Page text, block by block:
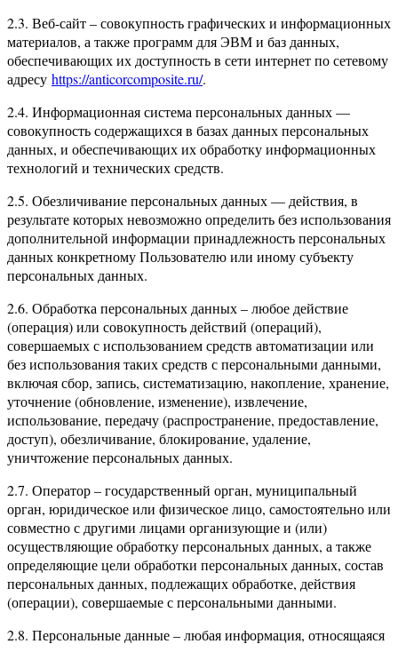
2.3. Веб-сайт – совокупность графических и информационных
материалов, а также программ для ЭВМ и баз данных,
обеспечивающих их доступность в сети интернет по сетевому
адресу https://anticorcomposite.ru/.
2.4. Информационная система персональных данных —
совокупность содержащихся в базах данных персональных
данных, и обеспечивающих их обработку информационных
технологий и технических средств.
2.5. Обезличивание персональных данных — действия, в
результате которых невозможно определить без использования
дополнительной информации принадлежность персональных
данных конкретному Пользователю или иному субъекту
персональных данных.
2.6. Обработка персональных данных – любое действие
(операция) или совокупность действий (операций),
совершаемых с использованием средств автоматизации или
без использования таких средств с персональными данными,
включая сбор, запись, систематизацию, накопление, хранение,
уточнение (обновление, изменение), извлечение,
использование, передачу (распространение, предоставление,
доступ), обезличивание, блокирование, удаление,
уничтожение персональных данных.
2.7. Оператор – государственный орган, муниципальный
орган, юридическое или физическое лицо, самостоятельно или
совместно с другими лицами организующие и (или)
осуществляющие обработку персональных данных, а также
определяющие цели обработки персональных данных, состав
персональных данных, подлежащих обработке, действия
(операции), совершаемые с персональными данными.
2.8. Персональные данные – любая информация, относящаяся